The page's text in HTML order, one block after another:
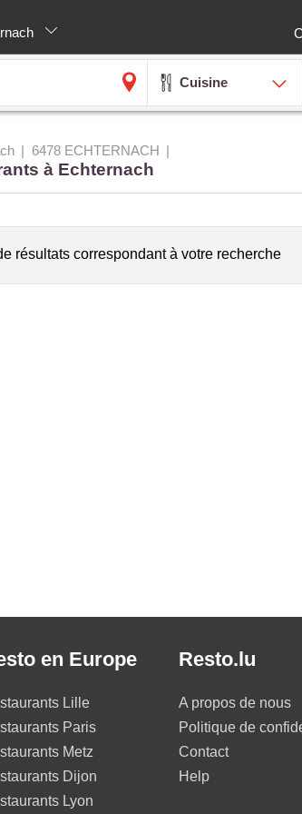
Cuisine
6478 ECHTERNACH
à Echternach
résultats correspondant à votre recherche
en Europe
Lille
Paris
Metz
Dijon
Lyon
Resto.lu
A propos de nous
Politique de
Contact
Help